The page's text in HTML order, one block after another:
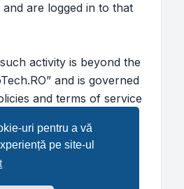
uri pentru a vă
pe site-ul
are logged in to that
activity is beyond the
and is governed
and terms of service
review the privacy and
any third-party services
embedded